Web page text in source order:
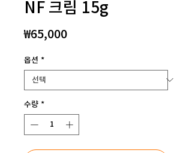
NF 크림 15g
₩65,000가
옵션 *
수량 *